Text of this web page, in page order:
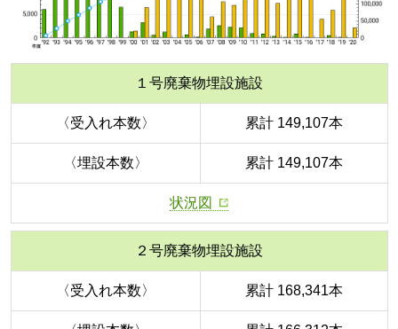
１号廃棄物埋設施設
〈受入れ本数〉 累計 149,107本
〈埋設本数〉 累計 149,107本
状況図
２号廃棄物埋設施設
〈受入れ本数〉 累計 168,341本